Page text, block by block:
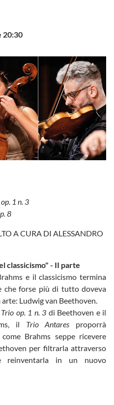
20:30
1 n. 3
8
A CURA DI ALESSANDRO
classicismo" - II parte
e il classicismo termina
che forse più di tutto doveva
arte: Ludwig van Beethoven.
Trio op. 1 n. 3 di Beethoven e il
il Trio Antares proporrà
Brahms seppe ricevere
per filtrarla attraverso
reinventarla in un nuovo